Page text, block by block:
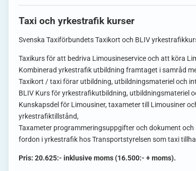
Taxi och yrkestrafik kurser
Svenska Taxiförbundets Taxikort och BLIV
Taxikurs för att bedriva Limousineservice och att köra
Kombinerad yrkestrafik utbildning framtaget i samråd
Taxikort / taxi förar utbildning, utbildningsmateriel och
BLIV Kurs för yrkestrafikutbildning, utbildningsmateriel
Kunskapsdel för Limousiner, taxameter till Limousiner
yrkestrafiktillstånd,
Taxameter programmeringsuppgifter och dokument
fordon i yrkestrafik hos Transportstyrelsen som taxi
Pris: 20.625:- inklusive moms (16.500:- + moms).